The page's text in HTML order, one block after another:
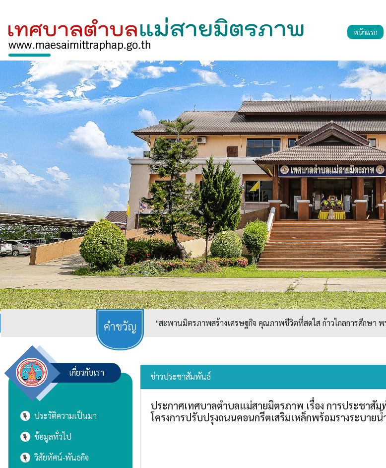
หน้าแรก
"สะพานมิตรภาพสร้างเศรษฐกิจ คุณภาพชีวิตที่สดใส ก้าวไกลการศึกษา
เกี่ยวกับเรา
ประวัติความเป็นมา
ข้อมูลทั่วไป
วิสัยทัศน์-พันธกิจ
ข่าวประชาสัมพันธ์
ประกาศเทศบาลตำบลแม่สายมิตรภาพ เรื่อง การประชาสั
โครงการปรับปรุงถนนคอนกรีตเสริมเหล็กพร้อมรางระบาย